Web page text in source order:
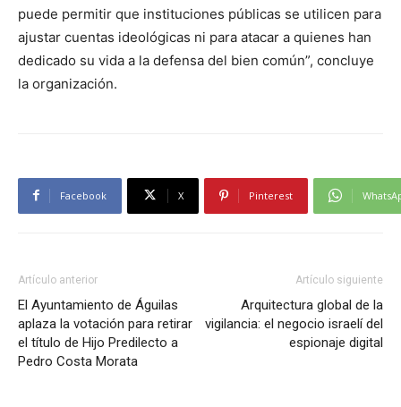
puede permitir que instituciones públicas se utilicen para
ajustar cuentas ideológicas ni para atacar a quienes han
dedicado su vida a la defensa del bien común”, concluye
la organización.
Facebook X Pinterest
Artículo anterior
El Ayuntamiento de Águilas
aplaza la votación para retirar
el título de Hijo Predilecto a
Pedro Costa Morata
Artículo siguiente
Arquitectura global de la
vigilancia: el negocio israelí del
espionaje digital